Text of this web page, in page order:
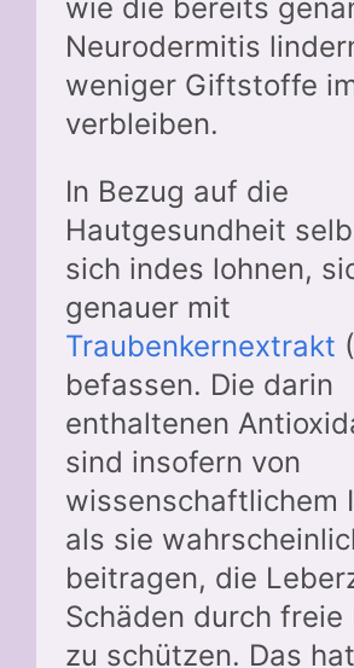
wie die bereits
Neurodermitis
weniger Giftstoffe
verbleiben.
In Bezug auf die
Hautgesundheit
sich indes lohnen,
genauer mit
Traubenkernextrakt
befassen. Die darin
enthaltenen
sind insofern von
wissenschaftlichem
als sie
beitragen, die
Schäden durch freie
zu schützen. Das hat